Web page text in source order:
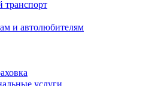
и автолюбителям
услуги